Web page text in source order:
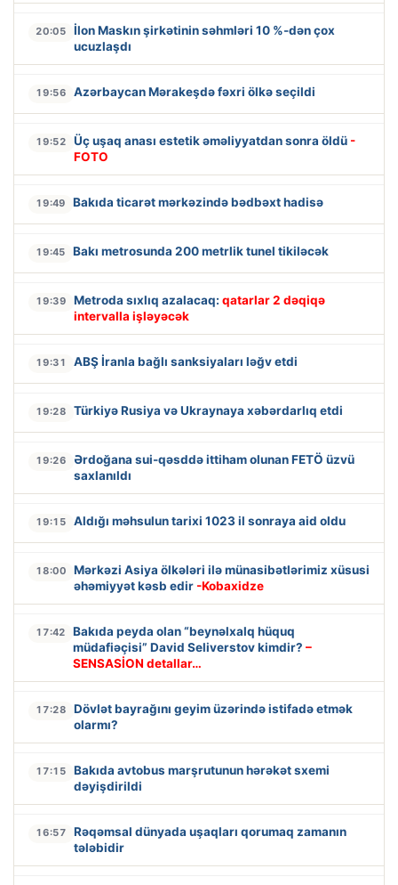
20:05
İlon Maskın şirkətinin səhmləri 10 %-dən çox
ucuzlaşdı
19:56 Azərbaycan Mərakeşdə fəxri ölkə seçildi
19:52 Üç uşaq anası estetik əməliyyatdan sonra öldü -
FOTO
19:49 Bakıda ticarət mərkəzində bədbəxt hadisə
19:45 Bakı metrosunda 200 metrlik tunel tikiləcək
19:39 Metroda sıxlıq azalacaq: qatarlar 2 dəqiqə
intervalla işləyəcək
19:31 ABŞ İranla bağlı sanksiyaları ləğv etdi
19:28 Türkiyə Rusiya və Ukraynaya xəbərdarlıq etdi
19:26
Ərdoğana sui-qəsddə ittiham olunan FETÖ üzvü
saxlanıldı
19:15 Aldığı məhsulun tarixi 1023 il sonraya aid oldu
18:00
Mərkəzi Asiya ölkələri ilə münasibətlərimiz xüsusi
əhəmiyyət kəsb edir -Kobaxidze
17:42
Bakıda peyda olan “beynəlxalq hüquq
müdafiəçisi” David Seliverstov kimdir? –
SENSASİON detallar…
17:28
Dövlət bayrağını geyim üzərində istifadə etmək
olarmı?
17:15
Bakıda avtobus marşrutunun hərəkət sxemi
dəyişdirildi
16:57
Rəqəmsal dünyada uşaqları qorumaq zamanın
tələbidir